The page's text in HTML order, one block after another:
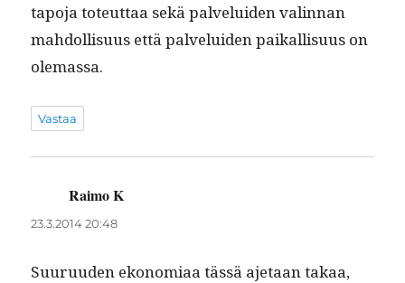
tapo­ja toteut­taa sekä palvelu­iden valin­nan
mah­dol­lisu­us että palvelu­iden paikallisu­us on
olemassa.
Vastaa
Raimo K
23.3.2014 20:48
Suu­ru­u­den ekono­mi­aa tässä aje­taan takaa,